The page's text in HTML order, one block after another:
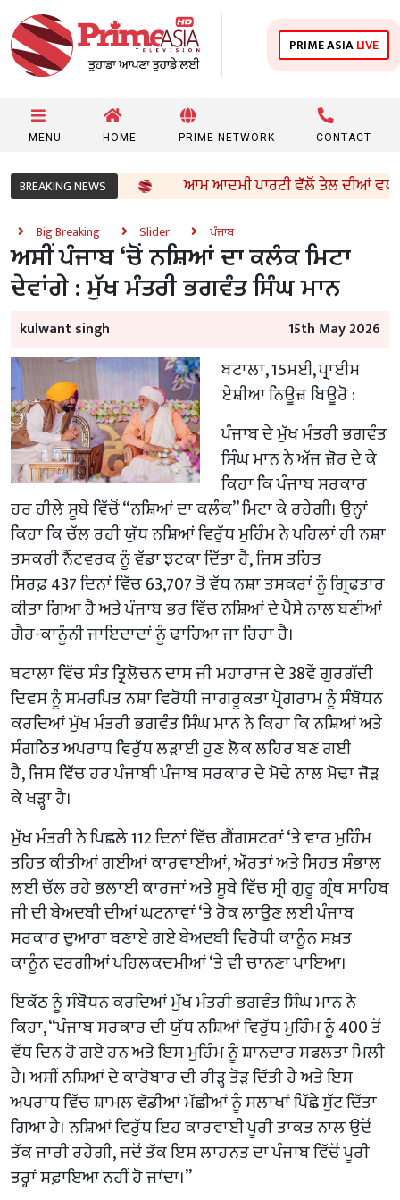
PRIME ASIALIVE
MENU HOME PRIME NETWORK CONTACT
BREAKING NEWS
ਦਾ ਐਲਾਨ ਆਮ ਆਦਮੀ ਪਾਰਟੀ ਵੱਲੋਂ ਤੇਲ ਦੀਆਂ ਵਧੀਆਂ
Big Breaking Slider ਪੰਜਾਬ
ਅਸੀਂ ਪੰਜਾਬ ‘ਚੋਂ ਨਸ਼ਿਆਂ ਦਾ ਕਲੰਕ ਮਿਟਾ
ਦੇਵਾਂਗੇ : ਮੁੱਖ ਮੰਤਰੀ ਭਗਵੰਤ ਸਿੰਘ ਮਾਨ
kulwant singh 15th May 2026
ਬਟਾਲਾ, 15ਮਈ, ਪ੍ਰਾਈਮ
ਏਸ਼ੀਆ ਨਿਊਜ਼ ਬਿਊਰੋ :
ਪੰਜਾਬ ਦੇ ਮੁੱਖ ਮੰਤਰੀ ਭਗਵੰਤ
ਸਿੰਘ ਮਾਨ ਨੇ ਅੱਜ ਜ਼ੋਰ ਦੇ ਕੇ
ਕਿਹਾ ਕਿ ਪੰਜਾਬ ਸਰਕਾਰ
ਹਰ ਹੀਲੇ ਸੂਬੇ ਵਿੱਚੋਂ “ਨਸ਼ਿਆਂ ਦਾ ਕਲੰਕ” ਮਿਟਾ ਕੇ ਰਹੇਗੀ। ਉਨ੍ਹਾਂ
ਕਿਹਾ ਕਿ ਚੱਲ ਰਹੀ ਯੁੱਧ ਨਸ਼ਿਆਂ ਵਿਰੁੱਧ ਮੁਹਿੰਮ ਨੇ ਪਹਿਲਾਂ ਹੀ ਨਸ਼ਾ
ਤਸਕਰੀ ਨੈੱਟਵਰਕ ਨੂੰ ਵੱਡਾ ਝਟਕਾ ਦਿੱਤਾ ਹੈ, ਜਿਸ ਤਹਿਤ
ਸਿਰਫ਼ 437 ਦਿਨਾਂ ਵਿੱਚ 63,707 ਤੋਂ ਵੱਧ ਨਸ਼ਾ ਤਸਕਰਾਂ ਨੂੰ ਗ੍ਰਿਫਤਾਰ
ਕੀਤਾ ਗਿਆ ਹੈ ਅਤੇ ਪੰਜਾਬ ਭਰ ਵਿੱਚ ਨਸ਼ਿਆਂ ਦੇ ਪੈਸੇ ਨਾਲ ਬਣੀਆਂ
ਗੈਰ-ਕਾਨੂੰਨੀ ਜਾਇਦਾਦਾਂ ਨੂੰ ਢਾਹਿਆ ਜਾ ਰਿਹਾ ਹੈ।
ਬਟਾਲਾ ਵਿੱਚ ਸੰਤ ਤ੍ਰਿਲੋਚਨ ਦਾਸ ਜੀ ਮਹਾਰਾਜ ਦੇ 38ਵੇਂ ਗੁਰਗੱਦੀ
ਦਿਵਸ ਨੂੰ ਸਮਰਪਿਤ ਨਸ਼ਾ ਵਿਰੋਧੀ ਜਾਗਰੂਕਤਾ ਪ੍ਰੋਗਰਾਮ ਨੂੰ ਸੰਬੋਧਨ
ਕਰਦਿਆਂ ਮੁੱਖ ਮੰਤਰੀ ਭਗਵੰਤ ਸਿੰਘ ਮਾਨ ਨੇ ਕਿਹਾ ਕਿ ਨਸ਼ਿਆਂ ਅਤੇ
ਸੰਗਠਿਤ ਅਪਰਾਧ ਵਿਰੁੱਧ ਲੜਾਈ ਹੁਣ ਲੋਕ ਲਹਿਰ ਬਣ ਗਈ
ਹੈ, ਜਿਸ ਵਿੱਚ ਹਰ ਪੰਜਾਬੀ ਪੰਜਾਬ ਸਰਕਾਰ ਦੇ ਮੋਢੇ ਨਾਲ ਮੋਢਾ ਜੋੜ
ਕੇ ਖੜ੍ਹਾ ਹੈ।
ਮੁੱਖ ਮੰਤਰੀ ਨੇ ਪਿਛਲੇ 112 ਦਿਨਾਂ ਵਿੱਚ ਗੈਂਗਸਟਰਾਂ ‘ਤੇ ਵਾਰ ਮੁਹਿੰਮ
ਤਹਿਤ ਕੀਤੀਆਂ ਗਈਆਂ ਕਾਰਵਾਈਆਂ, ਔਰਤਾਂ ਅਤੇ ਸਿਹਤ ਸੰਭਾਲ
ਲਈ ਚੱਲ ਰਹੇ ਭਲਾਈ ਕਾਰਜਾਂ ਅਤੇ ਸੂਬੇ ਵਿੱਚ ਸ੍ਰੀ ਗੁਰੂ ਗ੍ਰੰਥ ਸਾਹਿਬ
ਜੀ ਦੀ ਬੇਅਦਬੀ ਦੀਆਂ ਘਟਨਾਵਾਂ ‘ਤੇ ਰੋਕ ਲਾਉਣ ਲਈ ਪੰਜਾਬ
ਸਰਕਾਰ ਦੁਆਰਾ ਬਣਾਏ ਗਏ ਬੇਅਦਬੀ ਵਿਰੋਧੀ ਕਾਨੂੰਨ ਸਖ਼ਤ
ਕਾਨੂੰਨ ਵਰਗੀਆਂ ਪਹਿਲਕਦਮੀਆਂ ‘ਤੇ ਵੀ ਚਾਨਣਾ ਪਾਇਆ।
ਇਕੱਠ ਨੂੰ ਸੰਬੋਧਨ ਕਰਦਿਆਂ ਮੁੱਖ ਮੰਤਰੀ ਭਗਵੰਤ ਸਿੰਘ ਮਾਨ ਨੇ
ਕਿਹਾ, “ਪੰਜਾਬ ਸਰਕਾਰ ਦੀ ਯੁੱਧ ਨਸ਼ਿਆਂ ਵਿਰੁੱਧ ਮੁਹਿੰਮ ਨੂੰ 400 ਤੋਂ
ਵੱਧ ਦਿਨ ਹੋ ਗਏ ਹਨ ਅਤੇ ਇਸ ਮੁਹਿੰਮ ਨੂੰ ਸ਼ਾਨਦਾਰ ਸਫਲਤਾ ਮਿਲੀ
ਹੈ। ਅਸੀਂ ਨਸ਼ਿਆਂ ਦੇ ਕਾਰੋਬਾਰ ਦੀ ਰੀੜ੍ਹ ਤੋੜ ਦਿੱਤੀ ਹੈ ਅਤੇ ਇਸ
ਅਪਰਾਧ ਵਿੱਚ ਸ਼ਾਮਲ ਵੱਡੀਆਂ ਮੱਛੀਆਂ ਨੂੰ ਸਲਾਖਾਂ ਪਿੱਛੇ ਸੁੱਟ ਦਿੱਤਾ
ਗਿਆ ਹੈ। ਨਸ਼ਿਆਂ ਵਿਰੁੱਧ ਇਹ ਕਾਰਵਾਈ ਪੂਰੀ ਤਾਕਤ ਨਾਲ ਉਦੋਂ
ਤੱਕ ਜਾਰੀ ਰਹੇਗੀ, ਜਦੋਂ ਤੱਕ ਇਸ ਲਾਹਨਤ ਦਾ ਪੰਜਾਬ ਵਿੱਚੋਂ ਪੂਰੀ
ਤਰ੍ਹਾਂ ਸਫ਼ਾਇਆ ਨਹੀਂ ਹੋ ਜਾਂਦਾ।”